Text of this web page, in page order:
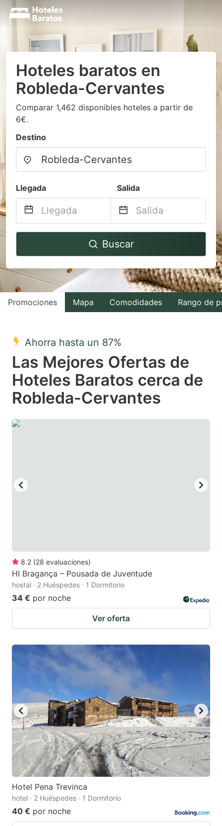
Hoteles baratos en
Robleda-Cervantes
Comparar 1,462 disponibles hoteles a partir de
6€.
Destino
Llegada Salida
Navigate
to
interact
with
the
select
a
date.
Press
changing
dates.
Navigate
to
interact
with
the
a
date.
Press
dates.
Buscar
Promociones Mapa Comodidades Rango de
Ahorra hasta un 87%
Las Mejores Ofertas de
Hoteles Baratos cerca de
Robleda-Cervantes
8.2 (28 evaluaciones)
HI Bragança – Pousada de Juventude
hostal · 2 Huéspedes · 1 Dormitorio
34 € por noche
Ver oferta
Hotel Pena Trevinca
hotel · 2 Huéspedes · 1 Dormitorio
40 € por noche